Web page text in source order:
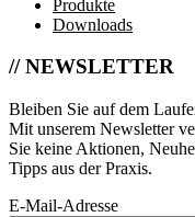
Produkte
Downloads
// NEWSLETTER
Bleiben Sie auf dem
Mit unserem Newsletter
Sie keine Aktionen,
Tipps aus der Praxis.
E-Mail-Adresse